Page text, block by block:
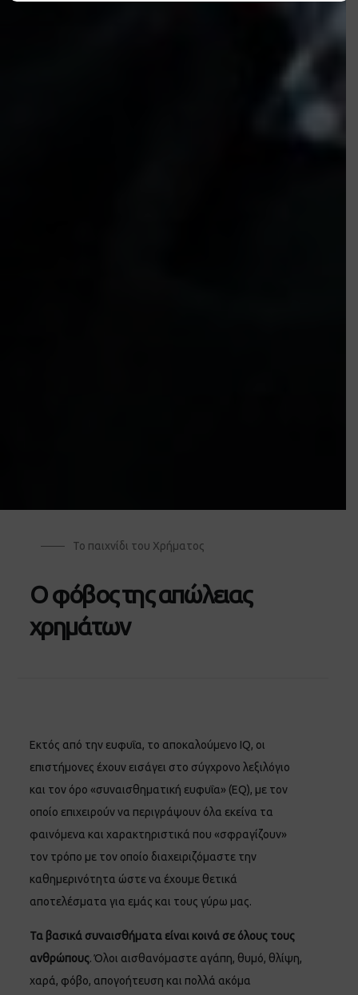
Το παιχνίδι του Χρήματος
Ο φόβος της απώλειας
χρημάτων
Εκτός από την ευφυΐα, το αποκαλούμενο IQ, οι
επιστήμονες έχουν εισάγει στο σύγχρονο λεξιλόγιο
και τον όρο «συναισθηματική ευφυΐα» (EQ), με τον
οποίο επιχειρούν να περιγράψουν όλα εκείνα τα
φαινόμενα και χαρακτηριστικά που «σφραγίζουν»
τον τρόπο με τον οποίο διαχειριζόμαστε την
καθημερινότητα ώστε να έχουμε θετικά
αποτελέσματα για εμάς και τους γύρω μας.
Τα βασικά συναισθήματα είναι κοινά σε όλους τους
ανθρώπους. Όλοι αισθανόμαστε αγάπη, θυμό, θλίψη,
χαρά, φόβο, απογοήτευση και πολλά ακόμα